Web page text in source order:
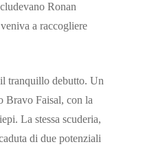
Ronan
a raccogliere
tranquillo debutto. Un
Bravo Faisal, con la
La stessa scuderia,
di due potenziali